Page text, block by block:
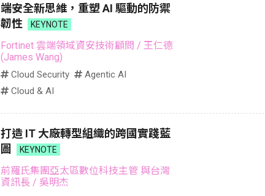
端安全新思維，重塑 AI 驅動的防禦
韌性
KEYNOTE
Fortinet 雲端領域資安技術顧問 / 王仁德
(James Wang)
Cloud Security
Agentic AI
Cloud & AI
打造 IT 大廠轉型組織的跨國實踐藍
圖
KEYNOTE
前羅氏集團亞太區數位科技主管 與台灣
資訊長 / 吳明杰